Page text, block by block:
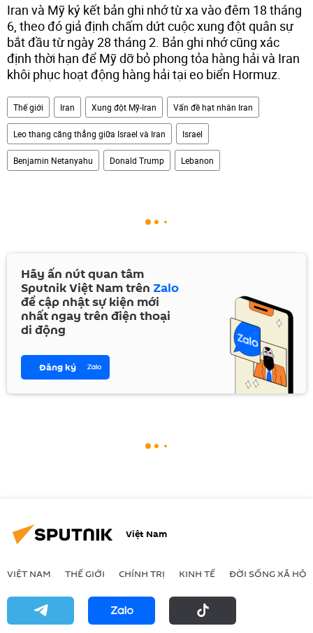
Iran và Mỹ ký kết bản ghi nhớ từ xa vào đêm 18 tháng
6, theo đó giả định chấm dứt cuộc xung đột quân sự
bắt đầu từ ngày 28 tháng 2. Bản ghi nhớ cũng xác
định thời hạn để Mỹ dỡ bỏ phong tỏa hàng hải và Iran
khôi phục hoạt động hàng hải tại eo biển Hormuz.
Thế giới Iran Xung đột Mỹ-Iran Vấn đề hạt nhân Iran
Leo thang căng thẳng giữa Israel và Iran Israel
Benjamin Netanyahu Donald Trump Lebanon
Hãy ấn nút quan tâm
Sputnik Việt Nam trên Zalo
để cập nhật sự kiện mới
nhất ngay trên điện thoại
di động
Đăng ký
Việt Nam
VIỆT NAM THẾ GIỚI CHÍNH TRỊ KINH TẾ ĐỜI SỐNG XÃ HỘI